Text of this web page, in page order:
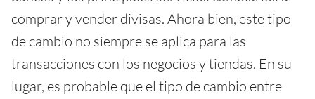
comprar y vender divisas. Ahora bien, este tipo
de cambio no siempre se aplica para las
transacciones con los negocios y tiendas. En su
lugar, es probable que el tipo de cambio entre